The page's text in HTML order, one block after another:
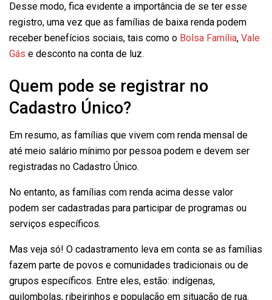
Desse modo, fica evidente a importância de se ter esse
registro, uma vez que as famílias de baixa renda podem
receber benefícios sociais, tais como o Bolsa Família, Vale
Gás e desconto na conta de luz.
Quem pode se registrar no
Cadastro Único?
Em resumo, as famílias que vivem com renda mensal de
até meio salário mínimo por pessoa podem e devem ser
registradas no Cadastro Único.
No entanto, as famílias com renda acima desse valor
podem ser cadastradas para participar de programas ou
serviços específicos.
Mas veja só! O cadastramento leva em conta se as famílias
fazem parte de povos e comunidades tradicionais ou de
grupos específicos. Entre eles, estão: indígenas,
quilombolas, ribeirinhos e população em situação de rua.